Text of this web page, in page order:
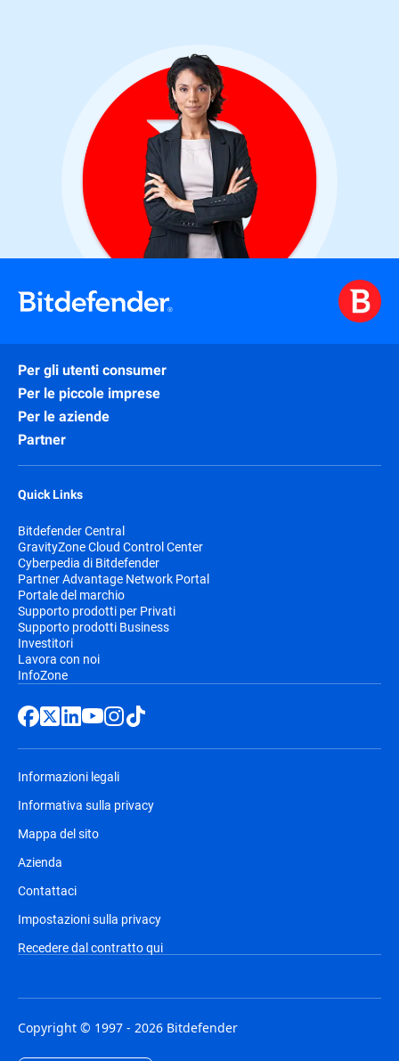
Per gli utenti consumer
Per le piccole imprese
Per le aziende
Partner
Quick Links
Bitdefender Central
GravityZone Cloud Control Center
Cyberpedia di Bitdefender
Partner Advantage Network Portal
Portale del marchio
Supporto prodotti per Privati
Supporto prodotti Business
Investitori
Lavora con noi
InfoZone
Informazioni legali
Informativa sulla privacy
Mappa del sito
Azienda
Contattaci
Impostazioni sulla privacy
Recedere dal contratto qui
Copyright © 1997 - 2026 Bitdefender